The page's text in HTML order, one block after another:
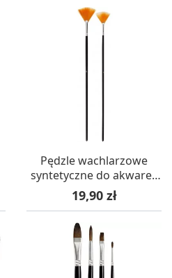
Pędzle wachlarzowe
syntetyczne do akwareli
2 szt
Cena
19,90 zł